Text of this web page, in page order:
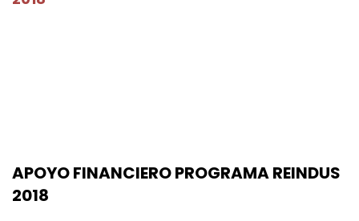
APOYO FINANCIERO PROGRAMA REINDUS
2018